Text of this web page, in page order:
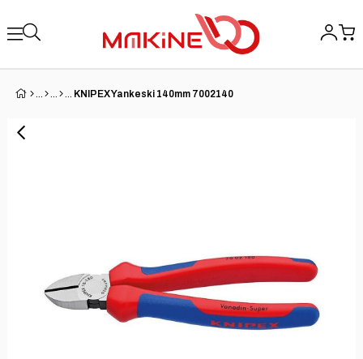
KNIPEX Yankeski 140mm 7002140